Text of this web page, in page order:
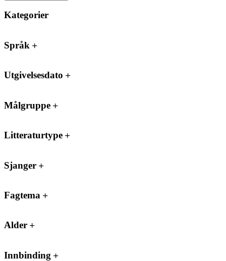
Kategorier
Språk
Utgivelsesdato
Målgruppe
Litteraturtype
Sjanger
Fagtema
Alder
Innbinding